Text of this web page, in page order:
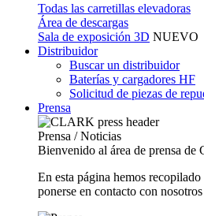
Todas las carretillas elevadoras
Área de descargas
Sala de exposición 3D NUEVO
Distribuidor
Buscar un distribuidor
Baterías y cargadores HF
Solicitud de piezas de
Prensa
Prensa / Noticias
Bienvenido al área de prensa
En esta página hemos
ponerse en contacto con